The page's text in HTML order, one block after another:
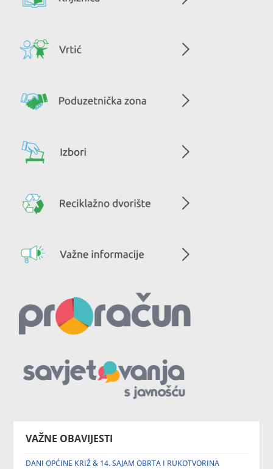
VAŽNE OBAVIJESTI
DANI OPĆINE KRIŽ & 14. SAJAM OBRTA I RUKOTVORINA